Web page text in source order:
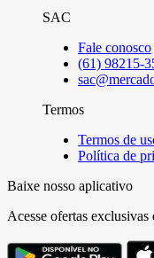
SAC
Fale conosco
(61) 98215-
Termos
Termos de
Política de
Baixe nosso aplicativo
Acesse ofertas exclusivas